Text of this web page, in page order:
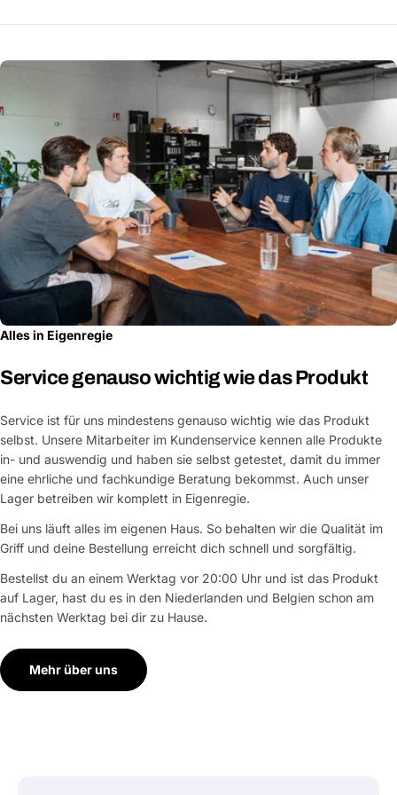
Alles in Eigenregie
Service genauso wichtig wie das Produkt
Service ist für uns mindestens genauso wichtig wie das Produkt
selbst. Unsere Mitarbeiter im Kundenservice kennen alle Produkte
in- und auswendig und haben sie selbst getestet, damit du immer
eine ehrliche und fachkundige Beratung bekommst. Auch unser
Lager betreiben wir komplett in Eigenregie.
Bei uns läuft alles im eigenen Haus. So behalten wir die Qualität im
Griff und deine Bestellung erreicht dich schnell und sorgfältig.
Bestellst du an einem Werktag vor 20:00 Uhr und ist das Produkt
auf Lager, hast du es in den Niederlanden und Belgien schon am
nächsten Werktag bei dir zu Hause.
Mehr über uns